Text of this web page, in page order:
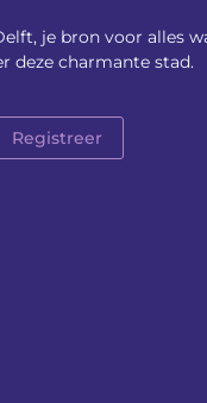
je bron voor alles
deze charmante stad.
Registreer